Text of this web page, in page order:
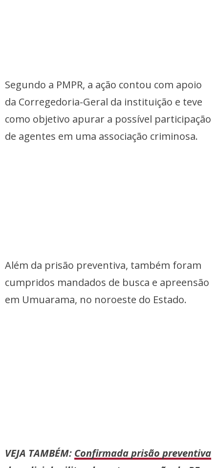
Segundo a PMPR, a ação contou com apoio
da Corregedoria-Geral da instituição e teve
como objetivo apurar a possível participação
de agentes em uma associação criminosa.
Além da prisão preventiva, também foram
cumpridos mandados de busca e apreensão
em Umuarama, no noroeste do Estado.
VEJA TAMBÉM: Confirmada prisão preventiva